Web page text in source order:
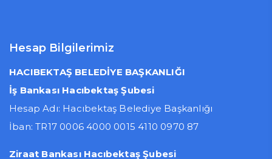
Hesap Bilgilerimiz
HACIBEKTAŞ BELEDİYE BAŞKANLIĞI
İş Bankası Hacıbektaş Şubesi
Hesap Adı: Hacıbektaş Belediye Başkanlığı
İban: TR17 0006 4000 0015 4110 0970 87
Ziraat Bankası Hacıbektaş Şubesi